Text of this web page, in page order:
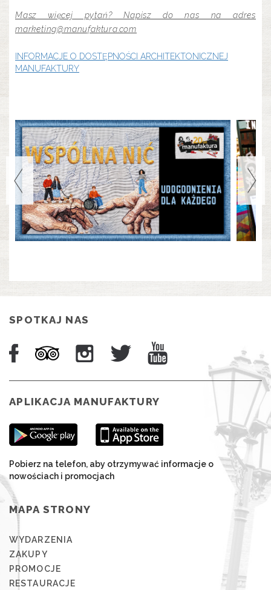
Masz więcej pytań? Napisz do nas na adres
marketing@manufaktura.com
INFORMACJE O DOSTĘPNOŚCI ARCHITEKTONICZNEJ
MANUFAKTURY
SPOTKAJ NAS
APLIKACJA MANUFAKTURY
Pobierz na telefon, aby otrzymywać informacje o
nowościach i promocjach
MAPA STRONY
WYDARZENIA
ZAKUPY
PROMOCJE
RESTAURACJE